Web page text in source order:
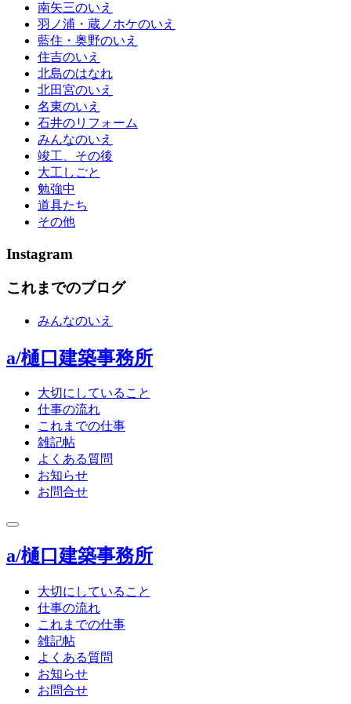
南矢三のいえ
羽ノ浦・蔵ノホケのいえ
藍住・奥野のいえ
住吉のいえ
北島のはなれ
北田宮のいえ
名東のいえ
石井のリフォーム
みんなのいえ
竣工、その後
大工しごと
勉強中
道具たち
その他
Instagram
これまでのブログ
みんなのいえ
a/樋口建築事務所
大切にしていること
仕事の流れ
これまでの仕事
雑記帖
よくある質問
お知らせ
お問合せ
toggle
a/樋口建築事務所
大切にしていること
仕事の流れ
これまでの仕事
雑記帖
よくある質問
お知らせ
お問合せ